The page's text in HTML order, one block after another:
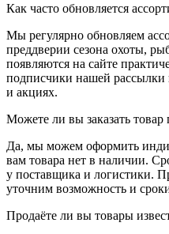
Как часто обновляется
Мы регулярно обновляем
преддверии сезона охоты,
появляются на сайте
подписчики нашей
и акциях.
Можете ли вы заказать товар
Да, мы можем оформить
вам товара нет в наличии.
у поставщика и логистики.
уточним возможность и
Продаёте ли вы товары